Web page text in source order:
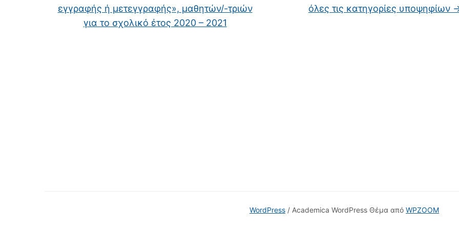
εγγραφής ή μετεγγραφής», μαθητών/-τριών
για το σχολικό έτος 2020 – 2021
όλες τις κατηγορίες υποψηφίων
WordPress / Academica WordPress Θέμα από WPZOOM